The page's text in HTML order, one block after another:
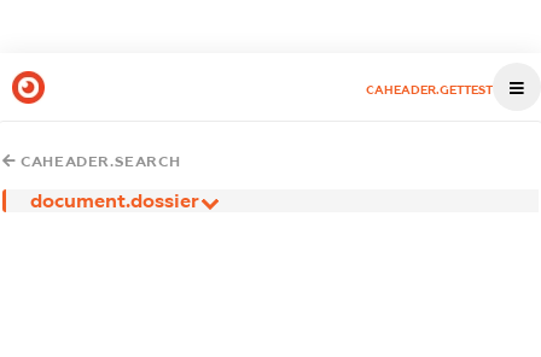
CAHEADER.GETTEST
CAHEADER.SEARCH
document.dossier